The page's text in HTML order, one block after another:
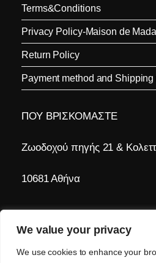
We value your privacy
We use cookies to enhance your
Terms&Conditions
Privacy Policy-Maison de
Return Policy
Payment method and Shipping
ΠΟΥ ΒΡΙΣΚΟΜΑΣΤΕ
Ζωοδοχού πηγής 21 &
10681 Αθήνα
BLOG